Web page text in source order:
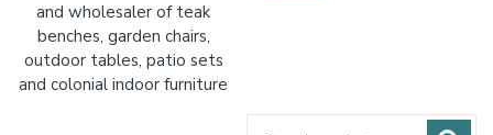
and wholesaler of teak
benches, garden chairs,
outdoor tables, patio sets
and colonial indoor furniture